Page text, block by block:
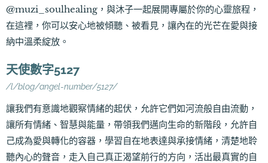
@muzi_soulhealing，與沐子一起展開專屬於你的心靈旅程，
在這裡，你可以安心地被傾聽、被看見，讓內在的光芒在愛與接
納中溫柔綻放。
天使數字5127
/l/blog/angel-number/5127/
讓我們有意識地觀察情緒的起伏，允許它們如河流般自由流動，
讓所有情緒、智慧與能量，帶領我們邁向生命的新階段，允許自
己成為愛與轉化的容器，學習自在地表達與承接情緒，清楚地聆
聽內心的聲音，走入自己真正渴望前行的方向，活出最真實的自